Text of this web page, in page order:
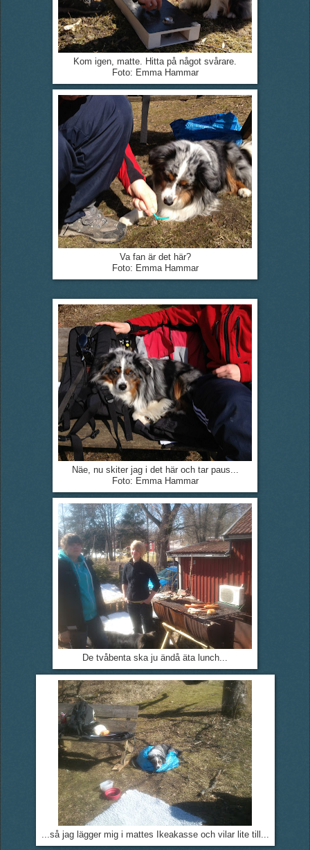
Kom igen, matte. Hitta på något svårare.
Foto: Emma Hammar
Va fan är det här?
Foto: Emma Hammar
Näe, nu skiter jag i det här och tar paus...
Foto: Emma Hammar
De tvåbenta ska ju ändå äta lunch...
...så jag lägger mig i mattes Ikeakasse och vilar lite till...